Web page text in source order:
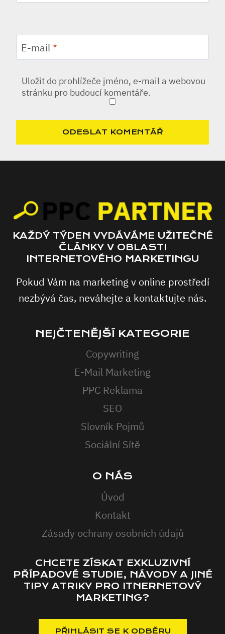
E-mail *
Uložit do prohlížeče jméno, e-mail a webovou
stránku pro budoucí komentáře.
KAŽDÝ TÝDEN VYDÁVÁME UŽITEČNÉ
ČLÁNKY V OBLASTI
INTERNETOVÉHO MARKETINGU
Pokud Vám na marketing v online prostředí
nezbývá čas, neváhejte a kontaktujte nás.
NEJČTENĚJŠÍ KATEGORIE
Copywriting
E-Mail Marketing
PPC Reklama
SEO
Slovník Pojmů
Sociální Sítě
O NÁS
Úvod
Kontakt
Zásady ochrany osobních údajů
CHCETE ZÍSKAT EXKLUZIVNÍ
PŘÍPADOVÉ STUDIE, NÁVODY A JINÉ
TIPY ATRIKY PRO ITNERNETOVÝ
MARKETING?